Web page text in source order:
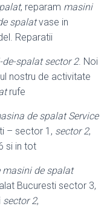
, reparam masini
spalatvase in
Reparatii
spalat sector 2. Noi
nostru de activitate
rufe
de spalat Service
– sector 1, sector 2,
si in tot
masini de spalat
Bucuresti sector 3,
sector 2,